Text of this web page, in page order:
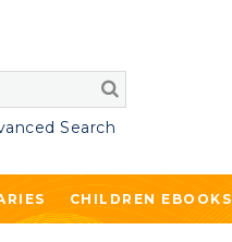
Search
CHILDREN EBOOKS